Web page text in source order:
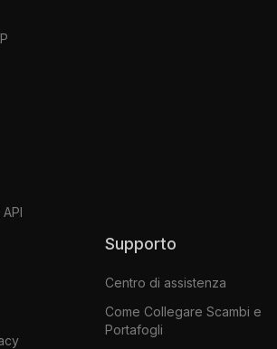
Supporto
Centro di assistenza
Come Collegare Scambi e
Portafogli